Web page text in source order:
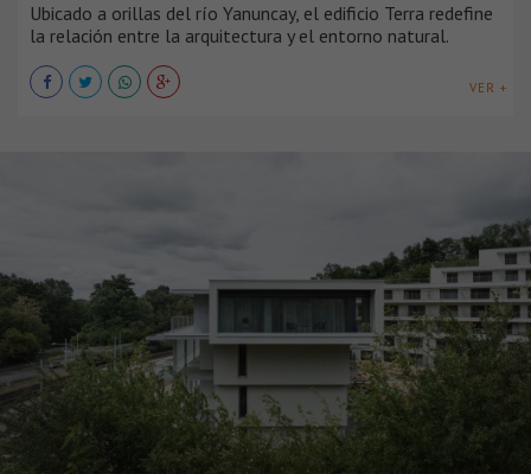
Ubicado a orillas del río Yanuncay, el edificio Terra redefine
la relación entre la arquitectura y el entorno natural.
VER +